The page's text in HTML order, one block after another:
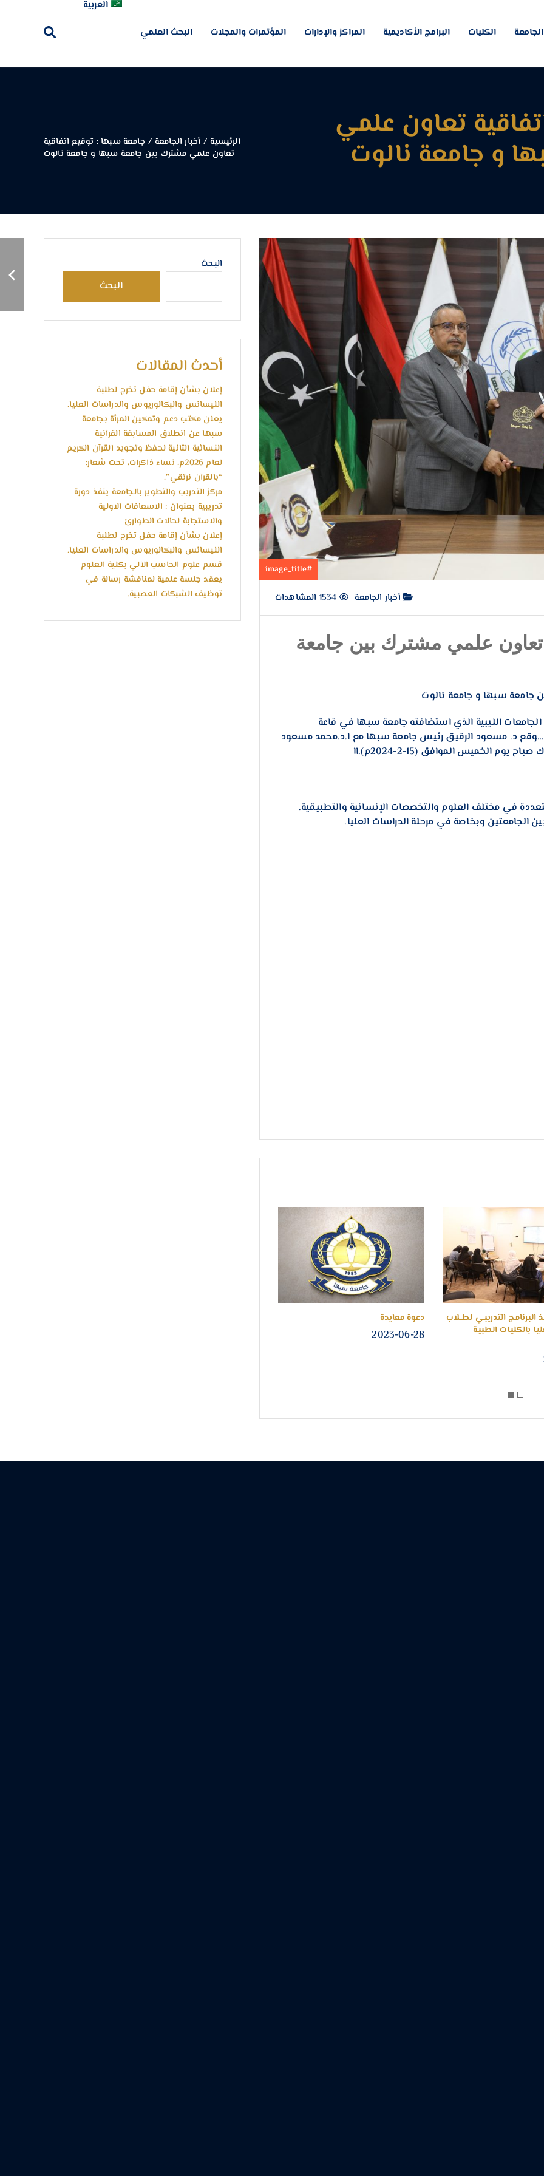
الكليات البرامج الأكاديمية المراكز والإدارات المؤتمرات والمجلات البحث العلمي
العربية
تعاون علمي
و جامعة نالوت الرئيسية / أخبار الجامعة / جامعة سبها : توقيع اتفاقية
تعاون علمي مشترك بين جامعة سبها و جامعة نالوت
اتفاقية تعاون علمي
مشترك بين جامعة سبها
و جامعة ليبيا المفتوحة
#image_title
أخبار الجامعة
تعاون علمي مشترك بين جامعة
جامعة سبها و جامعة نالوت
الليبية الذي استضافته جامعة سبها في قاعة
…وقع د. مسعود الرقيق رئيس جامعة سبها مع ا.د.محمد مسعود
الخميس الموافق (15-2-2024م).اا
في مختلف العلوم والتخصصات الإنسانية والتطبيقية.
الجامعتين وبخاصة في مرحلة الدراسات العليا.
دعوة معايدة
2023-06-28
البرنامـج التدريبـي لطــلاب
بالكليـات الطبيـة
البحث
البحث
أحدث المقالات
إعلان بشأن إقامة حفل تخرج لطلبة
الليسانس والبكالوريوس والدراسات العليا.
يعلن مكتب دعم وتمكين المرأة بجامعة
سبها عن انطلاق المسابقة القرآنية
النسائية الثانية لحفظ وتجويد القرآن الكريم
لعام 2026م، نساء ذاكرات، تحت شعار:
“بالقرآن نرتقي”.
مركز التدريب والتطوير بالجامعة ينفذ دورة
تدريبية بعنوان : الاسعافات الاولية
والاستجابة لحالات الطوارئ
إعلان بشأن إقامة حفل تخرج لطلبة
الليسانس والبكالوريوس والدراسات العليا.
قسم علوم الحاسب الآلي بكلية العلوم
يعقد جلسة علمية لمناقشة رسالة في
توظيف الشبكات العصبية.